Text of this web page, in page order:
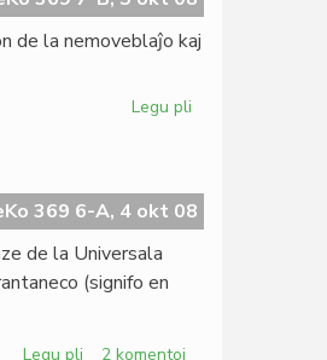
de la nemoveblaĵo kaj
Legu pli
du
kongresojn
369 6-A, 4 okt 08
de la Universala
(signifo en
Legu pli 2 komentoj